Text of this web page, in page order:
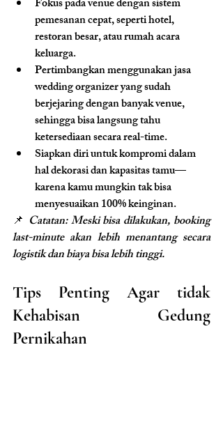
Fokus pada venue dengan sistem
pemesanan cepat, seperti hotel,
restoran besar, atau rumah acara
keluarga.
Pertimbangkan menggunakan jasa
wedding organizer yang sudah
berjejaring dengan banyak venue,
sehingga bisa langsung tahu
ketersediaan secara real-time.
Siapkan diri untuk kompromi dalam
hal dekorasi dan kapasitas tamu—
karena kamu mungkin tak bisa
menyesuaikan 100% keinginan.
📌 Catatan: Meski bisa dilakukan, booking
last-minute akan lebih menantang secara
logistik dan biaya bisa lebih tinggi.
Tips Penting Agar tidak
Kehabisan Gedung
Pernikahan